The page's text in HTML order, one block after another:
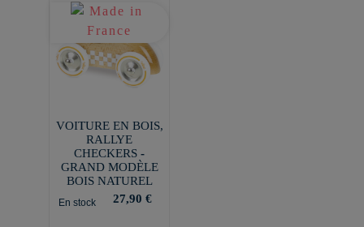
VOITURE EN BOIS,
RALLYE
CHECKERS -
GRAND MODÈLE
BOIS NATUREL
En stock 27,90 €